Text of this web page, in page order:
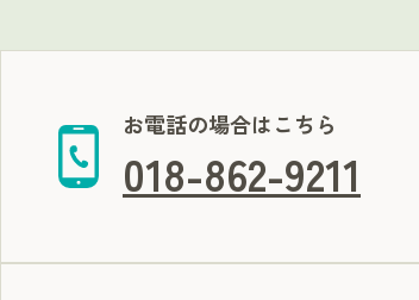
お電話の場合はこちら
018-862-9211